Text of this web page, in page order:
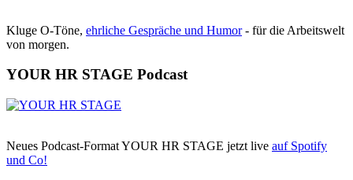
Kluge O-Töne, ehrliche Gespräche und Humor- für die Arbeitswelt
von morgen.
YOUR HR STAGE Podcast
Neues Podcast-Format YOUR HR STAGE jetzt live auf Spotify
und Co!